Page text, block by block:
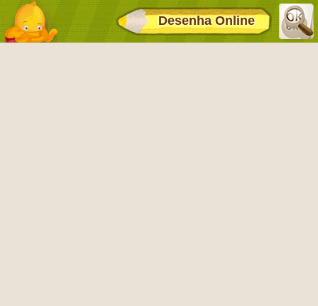
Desenha Online